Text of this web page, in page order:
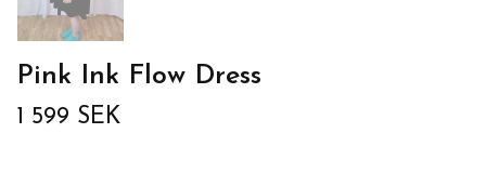
Pink Ink Flow Dress
1 599 SEK